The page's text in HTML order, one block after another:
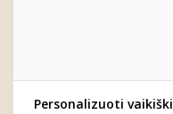
Personalizuoti vaikiški